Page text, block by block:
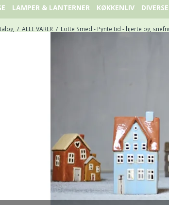
LAMPER & LANTERNER KØKKENLIV
/ ALLE VARER / Lotte Smed - Pynte tid - hjerte og